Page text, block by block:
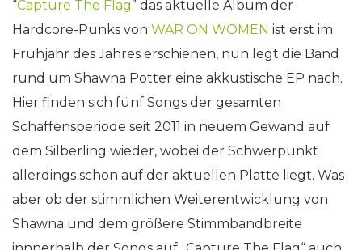
“Capture The Flag” das aktuelle Album der
Hardcore-Punks von WAR ON WOMEN ist erst im
Frühjahr des Jahres erschienen, nun legt die Band
rund um Shawna Potter eine akkustische EP nach.
Hier finden sich fünf Songs der gesamten
Schaffensperiode seit 2011 in neuem Gewand auf
dem Silberling wieder, wobei der Schwerpunkt
allerdings schon auf der aktuellen Platte liegt. Was
aber ob der stimmlichen Weiterentwicklung von
Shawna und dem größere Stimmbandbreite